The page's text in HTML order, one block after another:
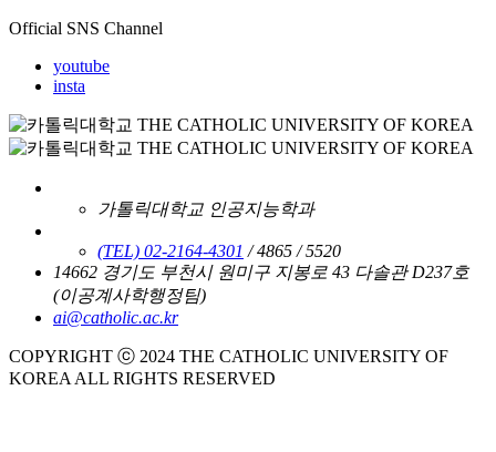
Official SNS Channel
youtube
insta
가톨릭대학교 인공지능학과
(TEL) 02-2164-4301 / 4865 / 5520
14662 경기도 부천시 원미구 지봉로 43 다솔관 D237호
(이공계사학행정팀)
ai@catholic.ac.kr
COPYRIGHT ⓒ 2024 THE CATHOLIC UNIVERSITY OF
KOREA ALL RIGHTS RESERVED